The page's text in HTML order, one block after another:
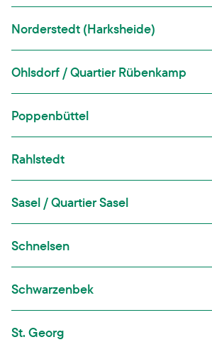
Norderstedt (Harksheide)
Ohlsdorf / Quartier Rübenkamp
Poppenbüttel
Rahlstedt
Sasel / Quartier Sasel
Schnelsen
Schwarzenbek
St. Georg